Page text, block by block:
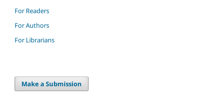
For Readers
For Authors
For Librarians
Make a Submission